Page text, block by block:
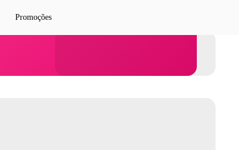
Promoções